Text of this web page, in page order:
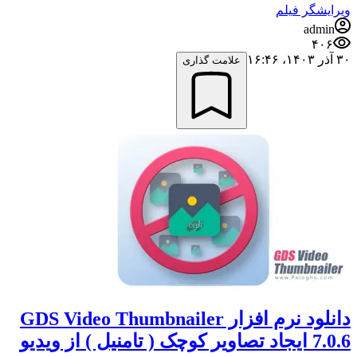
ویرایشگر فیلم
admin
۴۰۶
۳۰ آذر ۱۴۰۳،‏ ۱۶:۴۶
علامت گذاری
دانلود نرم افزار GDS Video Thumbnailer
7.0.6 ایجاد تصاویر کوچک ( تامنیل ) از ویدیو